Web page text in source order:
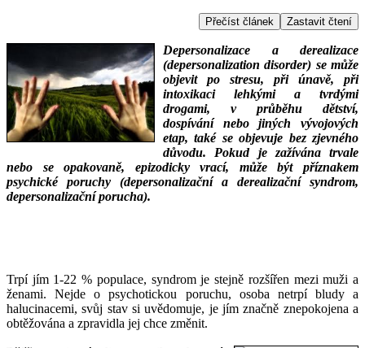
Přečíst článek Zastavit čtení
Depersonalizace a derealizace
(depersonalization disorder) se může
objevit po stresu, při únavě, při
intoxikaci lehkými a tvrdými
drogami, v průběhu dětství,
dospívání nebo jiných vývojových
etap, také se objevuje bez zjevného
důvodu. Pokud je zažívána trvale
nebo se opakovaně, epizodicky vrací, může být příznakem
psychické poruchy (depersonalizační a derealizační syndrom,
depersonalizační porucha).
Trpí jím 1-22 % populace, syndrom je stejně rozšířen mezi muži a
ženami. Nejde o psychotickou poruchu, osoba netrpí bludy a
halucinacemi, svůj stav si uvědomuje, je jím značně znepokojena a
obtěžována a zpravidla jej chce změnit.